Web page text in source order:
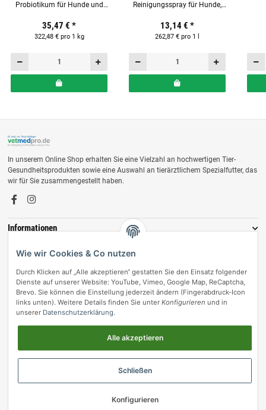
Probiotikum für Hunde und
5,5 g Tabletten
35,47 € *
322,48 € pro 1 kg
Reinigungsspray für Hunde,
13,14 € *
262,87 € pro 1 l
In unserem Online Shop erhalten Sie eine Vielzahl an hochwertigen Tier-
Gesundheitsprodukten sowie eine Auswahl an tierärztlichem Spezialfutter, das
wir für Sie zusammengestellt haben.
Informationen
Zahlungsmöglichkeiten
Vertrag widerrufen
Umsetzung durch Themeart
Wie wir Cookies & Co nutzen
Durch Klicken auf „Alle akzeptieren“ gestatten Sie den Einsatz folgender
Dienste auf unserer Website: YouTube, Vimeo, Google Map, ReCaptcha,
Brevo. Sie können die Einstellung jederzeit ändern (Fingerabdruck-Icon
links unten). Weitere Details finden Sie unter Konfigurieren und in
unserer Datenschutzerklärung.
Alle akzeptieren
Schließen
Konfigurieren